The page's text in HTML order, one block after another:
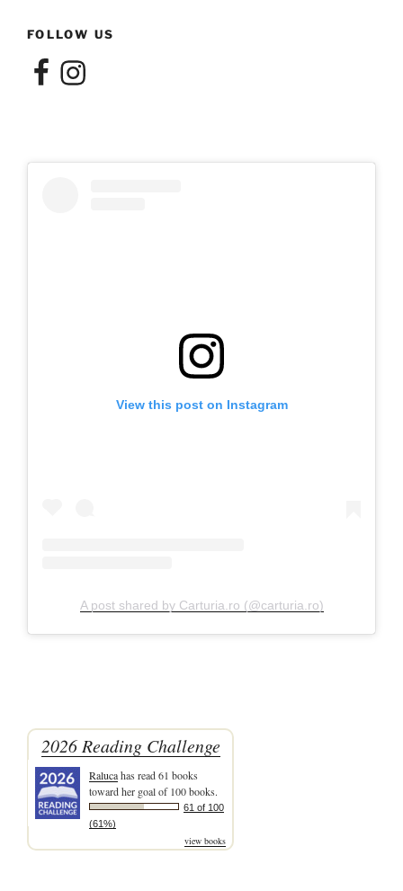
FOLLOW US
FacebookInstagram
View this post on Instagram
A post shared by Carturia.ro (@carturia.ro)
2026 Reading Challenge
Ralucahas read 61 books
toward her goal of 100 books.
61 of 100
(61%)
view books